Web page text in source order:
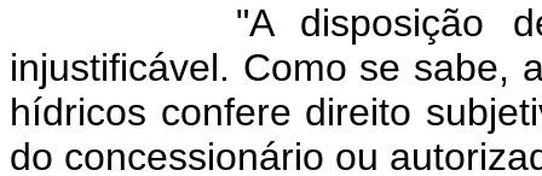
"A disposição define
injustificável. Como se sabe,
hídricos confere direito
do concessionário ou